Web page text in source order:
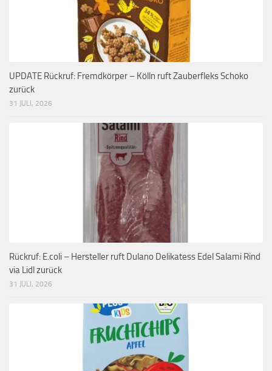
UPDATE Rückruf: Fremdkörper – Kölln ruft Zauberfleks Schoko
zurück
31 JULI, 2026
Rückruf: E.coli – Hersteller ruft Dulano Delikatess Edel Salami Rind
via Lidl zurück
31 JULI, 2026